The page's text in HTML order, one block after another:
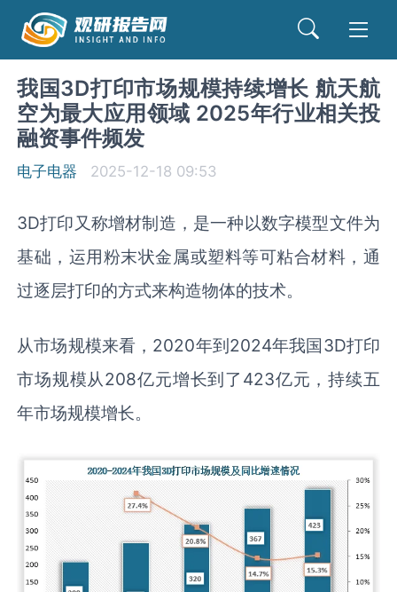
我国3D打印市场规模持续增长 航天航
空为最大应用领域 2025年行业相关投
融资事件频发
电子电器 2025-12-18 09:53
3D打印又称增材制造，是一种以数字模型文件为
基础，运用粉末状金属或塑料等可粘合材料，通
过逐层打印的方式来构造物体的技术。
从市场规模来看，2020年到2024年我国3D打印
市场规模从208亿元增长到了423亿元，持续五
年市场规模增长。